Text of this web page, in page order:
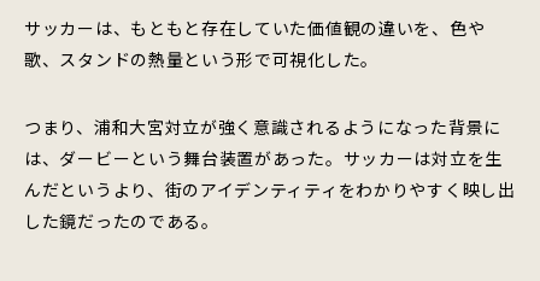
サッカーは、もともと存在していた価値観の違いを、色や
歌、スタンドの熱量という形で可視化した。
つまり、浦和大宮対立が強く意識されるようになった背景に
は、ダービーという舞台装置があった。サッカーは対立を生
んだというより、街のアイデンティティをわかりやすく映し出
した鏡だったのである。